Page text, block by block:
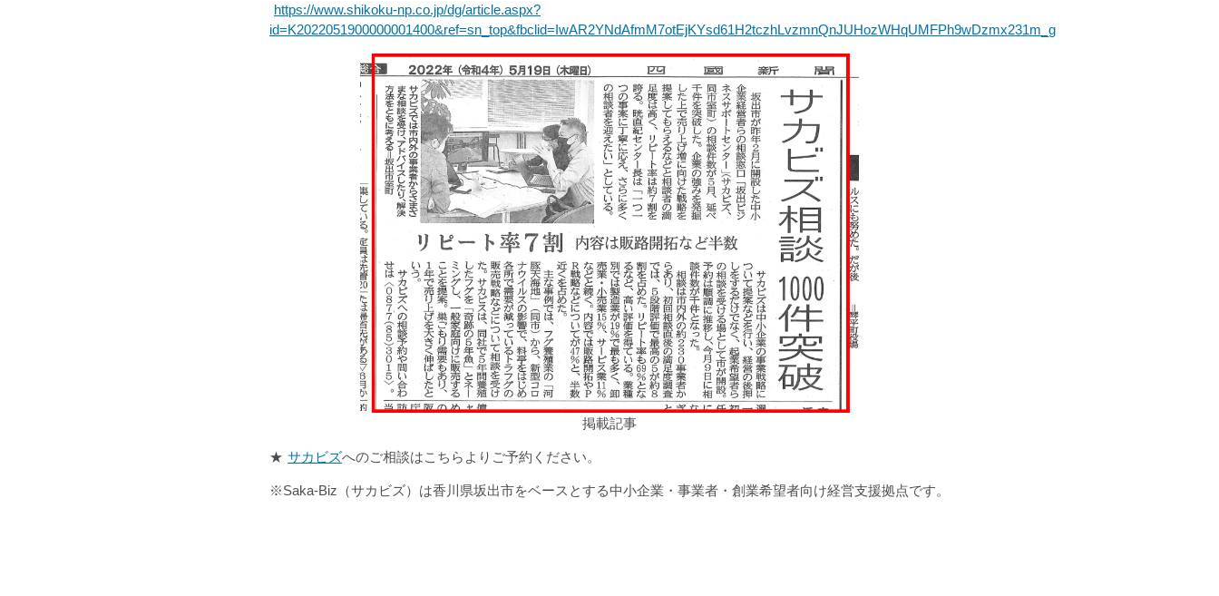
https://www.shikoku-np.co.jp/dg/article.aspx?
id=K2022051900000001400&ref=sn_top&fbclid=IwAR2YNdAfmM7otEjKYsd61H2tczhLvzmnQnJUHozWHqUMFPh9wDzmx231m_g
掲載記事
★ サカビズへのご相談はこちらよりご予約ください。
※Saka-Biz（サカビズ）は香川県坂出市をベースとする中小企業・事業者・創業希望者向け経営支援拠点です。